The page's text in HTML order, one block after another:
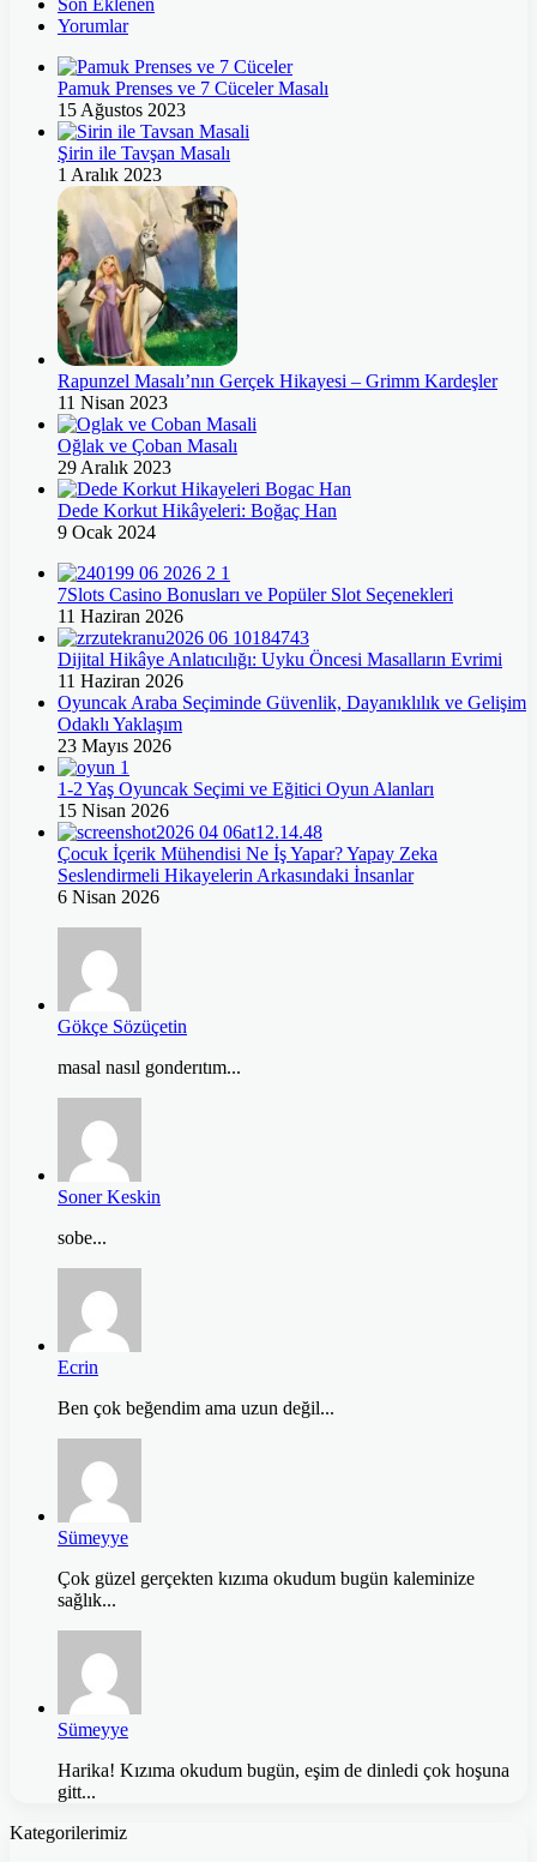
Son Eklenen
Yorumlar
Pamuk Prenses ve 7 Cüceler Masalı
15 Ağustos 2023
Şirin ile Tavşan Masalı
1 Aralık 2023
Rapunzel Masalı’nın Gerçek Hikayesi – Grimm Kardeşler
11 Nisan 2023
Oğlak ve Çoban Masalı
29 Aralık 2023
Dede Korkut Hikâyeleri: Boğaç Han
9 Ocak 2024
7Slots Casino Bonusları ve Popüler Slot Seçenekleri
11 Haziran 2026
Dijital Hikâye Anlatıcılığı: Uyku Öncesi Masalların Evrimi
11 Haziran 2026
Oyuncak Araba Seçiminde Güvenlik, Dayanıklılık ve Gelişim
Odaklı Yaklaşım
23 Mayıs 2026
1-2 Yaş Oyuncak Seçimi ve Eğitici Oyun Alanları
15 Nisan 2026
Çocuk İçerik Mühendisi Ne İş Yapar? Yapay Zeka
Seslendirmeli Hikayelerin Arkasındaki İnsanlar
6 Nisan 2026
Gökçe Sözüçetin
masal nasıl gonderıtım...
Soner Keskin
sobe...
Ecrin
Ben çok beğendim ama uzun değil...
Sümeyye
Çok güzel gerçekten kızıma okudum bugün kaleminize
sağlık...
Sümeyye
Harika! Kızıma okudum bugün, eşim de dinledi çok hoşuna
gitt...
Kategorilerimiz